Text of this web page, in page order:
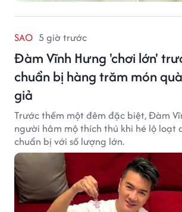
SAO 5 giờ trước
Đàm Vĩnh Hưng 'chơi lớn'
chuẩn bị hàng trăm món
giả
Trước thềm một đêm đặc biệt, Đàm
người hâm mộ thích thú khi hé lộ loạt
chuẩn bị với số lượng lớn.